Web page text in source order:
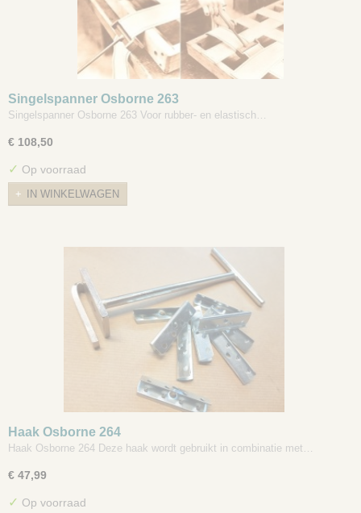
Singelspanner Osborne 263
Singelspanner Osborne 263 Voor rubber- en elastisch…
€ 108,50
✓ Op voorraad
IN WINKELWAGEN
Haak Osborne 264
Haak Osborne 264 Deze haak wordt gebruikt in combinatie met…
€ 47,99
✓ Op voorraad